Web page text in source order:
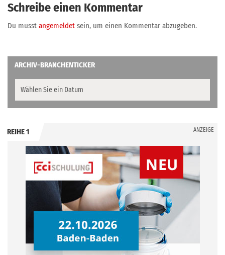
Schreibe einen Kommentar
Du musst angemeldet sein, um einen Kommentar abzugeben.
ARCHIV-BRANCHENTICKER
REIHE 1 ANZEIGE